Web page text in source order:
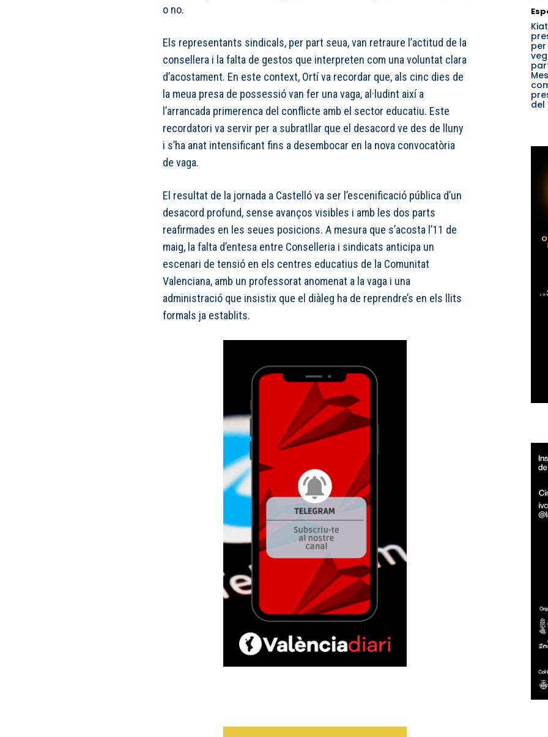
o no.
Els representants sindicals, per part seua, van retraure l’actitud de la
consellera i la falta de gestos que interpreten com una voluntat clara
d’acostament. En este context, Ortí va recordar que, als cinc dies de
la meua presa de possessió van fer una vaga, al·ludint així a
l’arrancada primerenca del conflicte amb el sector educatiu. Este
recordatori va servir per a subratllar que el desacord ve des de lluny
i s’ha anat intensificant fins a desembocar en la nova convocatòria
de vaga.
El resultat de la jornada a Castelló va ser l’escenificació pública d’un
desacord profund, sense avanços visibles i amb les dos parts
reafirmades en les seues posicions. A mesura que s’acosta l’11 de
maig, la falta d’entesa entre Conselleria i sindicats anticipa un
escenari de tensió en els centres educatius de la Comunitat
Valenciana, amb un professorat anomenat a la vaga i una
administració que insistix que el diàleg ha de reprendre’s en els llits
formals ja establits.
del